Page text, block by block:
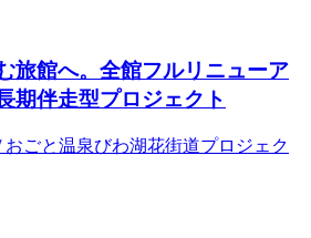
旅館へ。全館フルリニューア
期伴走型プロジェクト
おごと温泉びわ湖花街道プロジェク